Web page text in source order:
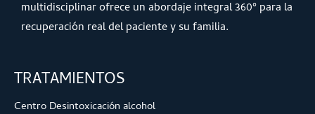
multidisciplinar ofrece un abordaje integral 360º para la
recuperación real del paciente y su familia.
TRATAMIENTOS
Centro Desintoxicación alcohol